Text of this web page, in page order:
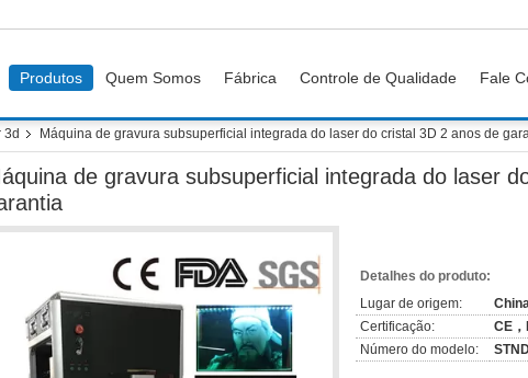
Produtos Quem Somos Fábrica Controle de Qualidade Fale
3d Máquina de gravura subsuperficial integrada do laser do cristal 3D 2 anos de
de gravura subsuperficial integrada do laser
Detalhes do produto:
Lugar de origem:
Certificação:
CE
Número do modelo: